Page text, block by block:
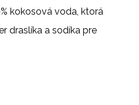
kokosová voda, ktorá
draslíka a sodíka pre